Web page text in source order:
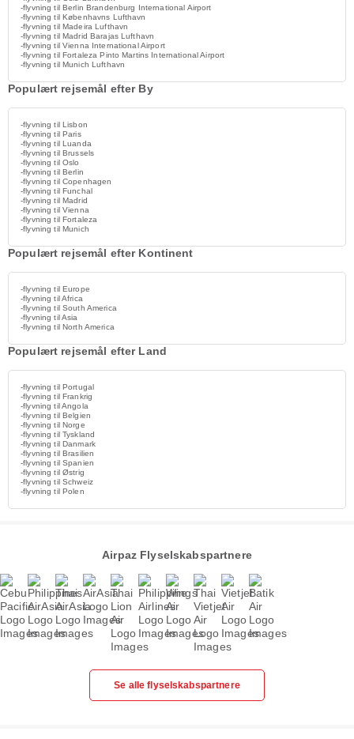
-flyvning til Berlin Brandenburg International Airport
-flyvning til Københavns Lufthavn
-flyvning til Madeira Lufthavn
-flyvning til Madrid Barajas Lufthavn
-flyvning til Vienna International Airport
-flyvning til Fortaleza Pinto Martins International Airport
-flyvning til Munich Lufthavn
Populært rejsemål efter By
-flyvning til Lisbon
-flyvning til Paris
-flyvning til Luanda
-flyvning til Brussels
-flyvning til Oslo
-flyvning til Berlin
-flyvning til Copenhagen
-flyvning til Funchal
-flyvning til Madrid
-flyvning til Vienna
-flyvning til Fortaleza
-flyvning til Munich
Populært rejsemål efter Kontinent
-flyvning til Europe
-flyvning til Africa
-flyvning til South America
-flyvning til Asia
-flyvning til North America
Populært rejsemål efter Land
-flyvning til Portugal
-flyvning til Frankrig
-flyvning til Angola
-flyvning til Belgien
-flyvning til Norge
-flyvning til Tyskland
-flyvning til Danmark
-flyvning til Brasilien
-flyvning til Spanien
-flyvning til Østrig
-flyvning til Schweiz
-flyvning til Polen
Airpaz Flyselskabspartnere
Se alle flyselskabspartnere